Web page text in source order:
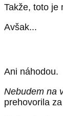
Takže, toto je
Avšak...
Ani náhodou.
Nebudem na
prehovorila